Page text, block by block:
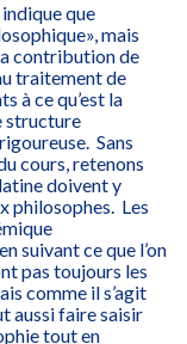
que
mais
contribution de
traitement de
à ce qu’est la
structure
Sans
cours, retenons
doivent y
philosophes. Les
suivant ce que l’on
pas toujours les
comme il s’agit
aussi faire saisir
tout en